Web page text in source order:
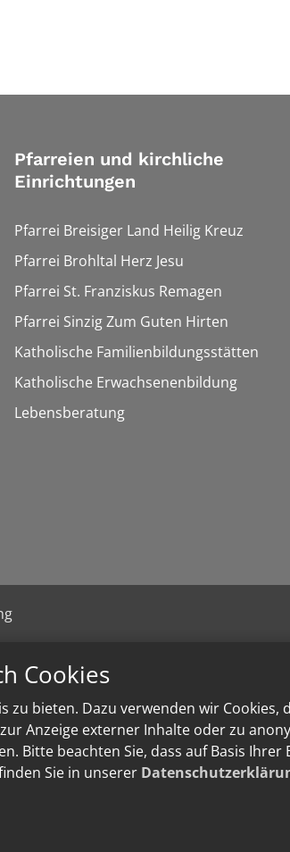
Cookies
bieten. Dazu verwenden wir
Anzeige externer Inhalte oder zu
Bitte beachten Sie, dass auf Basis
Sie in unserer
Pfarreien und kirchliche
Einrichtungen
Pfarrei Breisiger Land Heilig Kreuz
Pfarrei Brohltal Herz Jesu
Pfarrei St. Franziskus Remagen
Pfarrei Sinzig Zum Guten Hirten
Katholische Familienbildungsstätten
Katholische Erwachsenenbildung
Lebensberatung